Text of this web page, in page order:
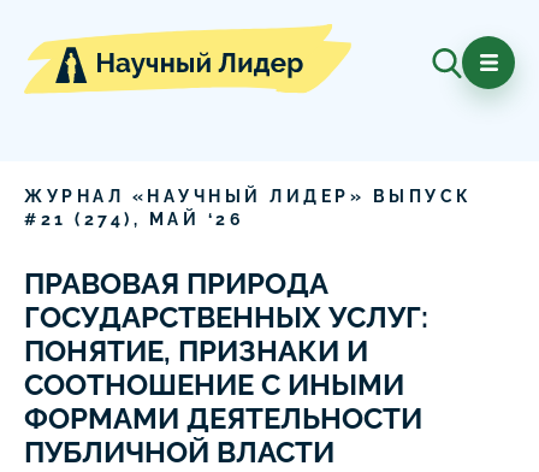
ЖУРНАЛ «НАУЧНЫЙ ЛИДЕР» ВЫПУСК
# 21 ( 274), МАЙ ‘26
ПРАВОВАЯ ПРИРОДА
ГОСУДАРСТВЕННЫХ УСЛУГ:
ПОНЯТИЕ, ПРИЗНАКИ И
СООТНОШЕНИЕ С ИНЫМИ
ФОРМАМИ ДЕЯТЕЛЬНОСТИ
ПУБЛИЧНОЙ ВЛАСТИ